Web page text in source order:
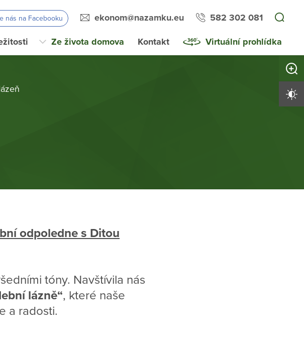
nás na Facebooku ekonom@nazamku.eu 582 302 081
Ze života domova Kontakt Virtuální prohlídka
odpoledne s Ditou
tóny. Navštívila nás
lázně“, které naše
a radosti.